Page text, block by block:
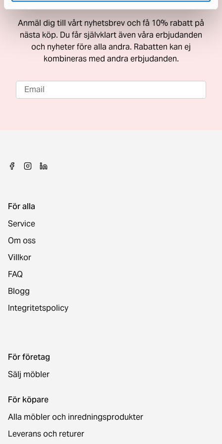
Anmäl dig till vårt nyhetsbrev och få 10% rabatt på
nästa köp. Du får självklart även våra erbjudanden
och nyheter före alla andra. Rabatten kan ej
kombineras med andra erbjudanden.
För alla
Service
Om oss
Villkor
FAQ
Blogg
Integritetspolicy
För företag
Sälj möbler
För köpare
Alla möbler och inredningsprodukter
Leverans och returer